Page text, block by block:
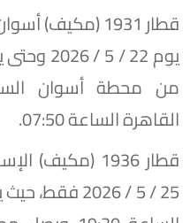
​قطار 1931
القاهرة الساعة 07:50.
​قطار 1936
25 / 5 / 2026